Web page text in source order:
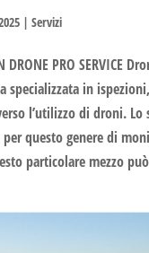
| Servizi
DRONE PRO SERVICE
specializzata in
l’utilizzo di droni. Lo
questo genere di
particolare mezzo